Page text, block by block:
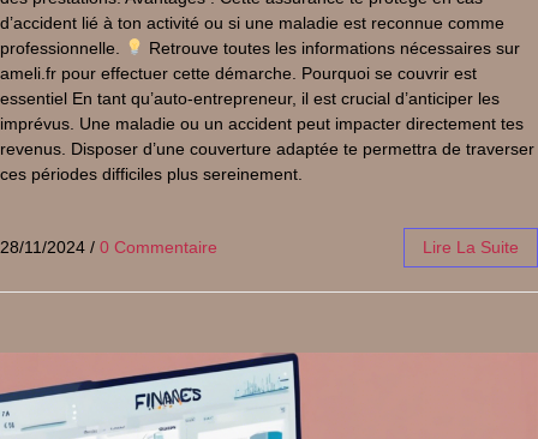
d’accident lié à ton activité ou si une maladie est reconnue comme
professionnelle.
Retrouve toutes les informations nécessaires sur
ameli.fr pour effectuer cette démarche. Pourquoi se couvrir est
essentiel En tant qu’auto-entrepreneur, il est crucial d’anticiper les
imprévus. Une maladie ou un accident peut impacter directement tes
revenus. Disposer d’une couverture adaptée te permettra de traverser
ces périodes difficiles plus sereinement.
28/11/2024 / 0 Commentaire Lire La Suite